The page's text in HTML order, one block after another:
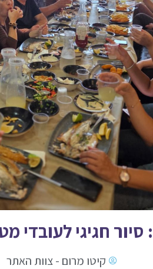
חגיגי לעובדי
קיטו מרום - צוות האתר